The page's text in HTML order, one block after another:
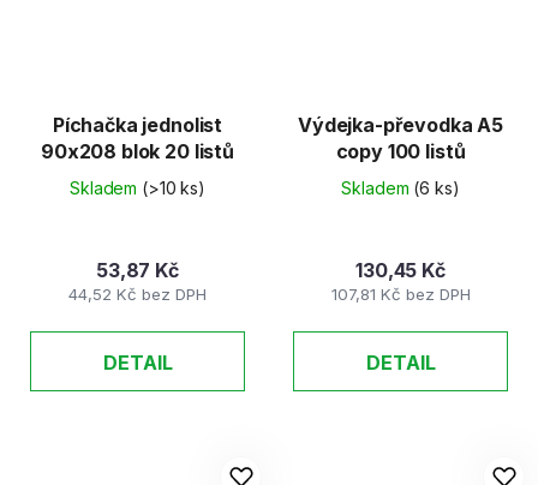
Píchačka jednolist
90x208 blok 20 listů
Skladem (>10 ks)
44,52 Kč bez DPH
53,87 Kč
DETAIL
Výdejka-převodka A5
copy 100 listů
Skladem (6 ks)
107,81 Kč bez DPH
130,45 Kč
DETAIL